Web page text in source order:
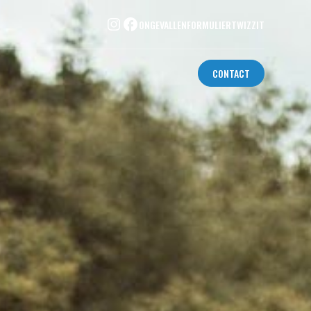
ONGEVALLENFORMULIERTWIZZIT
CONTACT